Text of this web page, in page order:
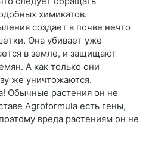
химикатов.
создает в почве нечто
Она убивает уже
в земле, и защищают
А как только они
же уничтожаются.
Обычные растения он не
Agroformula есть гены,
вреда растениям он не